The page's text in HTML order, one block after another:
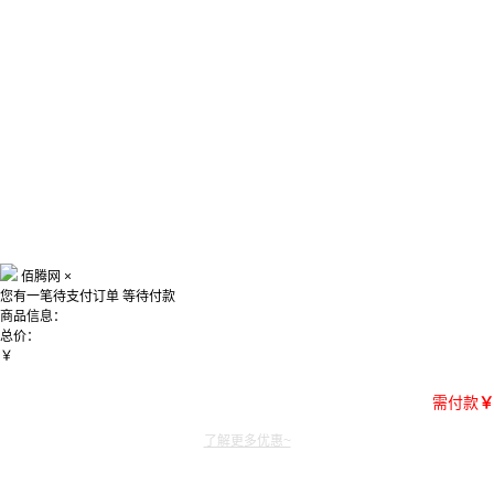
佰腾网 ×
您有一笔待支付订单 等待付款
商品信息：
总价：
￥
需付款￥
了解更多优惠~